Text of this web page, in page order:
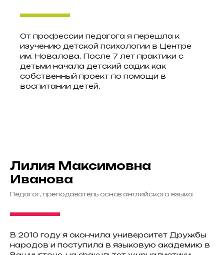
От профессии педагога я перешла к
изучению детской психологии в Центре
им. Новалова. После 7 лет практики с
детьми начала детский садик как
собственный проект по помощи в
воспитании детей.
Лилия Максимовна
Иванова
Педагог, преподаватель основ английского языка
В 2010 году я окончила университет Дружбы
народов и поступила в языковую академию в